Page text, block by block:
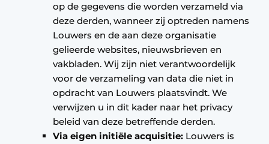
op de gegevens die worden verzameld via
deze derden, wanneer zij optreden namens
Louwers en de aan deze organisatie
gelieerde websites, nieuwsbrieven en
vakbladen. Wij zijn niet verantwoordelijk
voor de verzameling van data die niet in
opdracht van Louwers plaatsvindt. We
verwijzen u in dit kader naar het privacy
beleid van deze betreffende derden.
Via eigen initiële acquisitie: Louwers is